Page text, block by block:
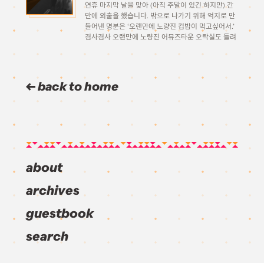
연휴 마지막 날을 맞아 (아직 주말이 있긴 하지만) 간
만에 외출을 했습니다. 밖으로 나가기 위해 억지로 만
들어낸 명분은 ‘오랜만에 노량진 컵밥이 먹고싶어서.’
겸사겸사 오랜만에 노량진 어뮤즈타운 오락실도 들려
back to home
about
archives
guestbook
search